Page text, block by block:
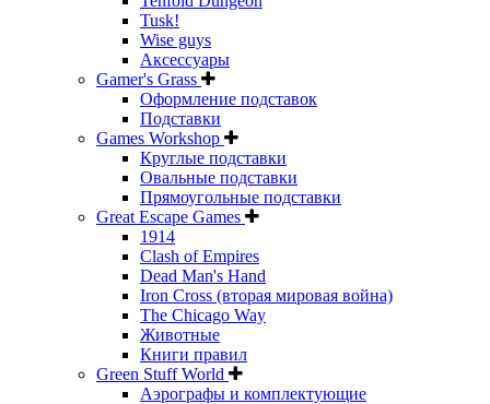
Tusk!
Wise guys
Аксессуары
Gamer's Grass
Оформление подставок
Подставки
Games Workshop
Круглые подставки
Овальные подставки
Прямоугольные подставки
Great Escape Games
1914
Clash of Empires
Dead Man's Hand
Iron Cross (вторая мировая война)
The Chicago Way
Животные
Книги правил
Green Stuff World
Аэрографы и комплектующие